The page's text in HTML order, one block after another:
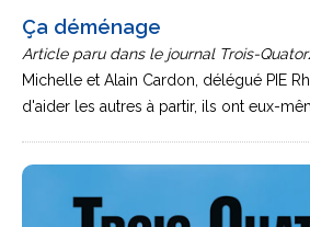
Ça déménage
Article paru dans le journal Trois-
Michelle et Alain Cardon, délégué PIE
d'aider les autres à partir, ils ont eux-